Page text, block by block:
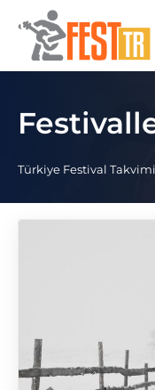
Ana içeriğe atla
Türkiye Festival Takvimi